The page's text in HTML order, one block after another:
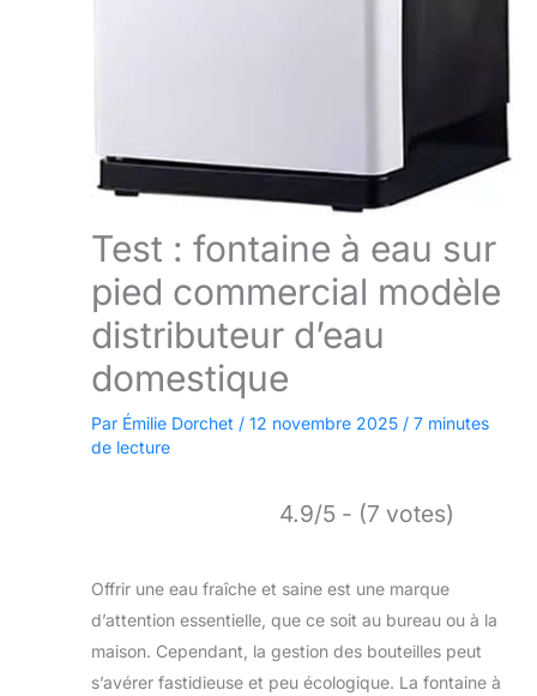
Test : fontaine à eau sur
pied commercial modèle
distributeur d’eau
domestique
Par Émilie Dorchet / 12 novembre 2025 / 7 minutes
de lecture
4.9/5 - (7 votes)
Offrir une eau fraîche et saine est une marque
d’attention essentielle, que ce soit au bureau ou à la
maison. Cependant, la gestion des bouteilles peut
s’avérer fastidieuse et peu écologique. La fontaine à